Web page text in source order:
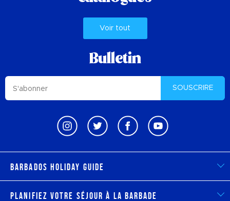
Voir tout
Bulletin
SOUSCRIRE
Barbados Holiday Guide
Planifiez votre séjour à la Barbade